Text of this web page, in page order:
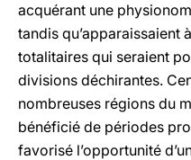
acquérant une
tandis qu’apparaissaient
totalitaires qui seraient
divisions déchirantes.
nombreuses régions du
bénéficié de périodes
favorisé l’opportunité